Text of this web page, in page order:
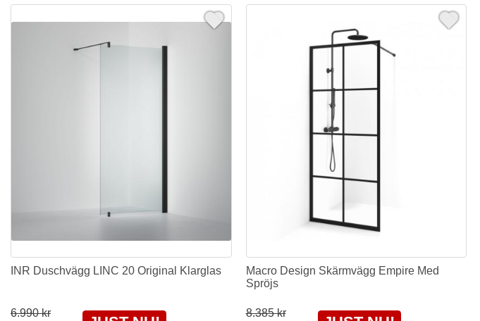
INR Duschvägg LINC 20 Original Klarglas
6.990 kr
Macro Design Skärmvägg Empire Med
Spröjs
8.385 kr